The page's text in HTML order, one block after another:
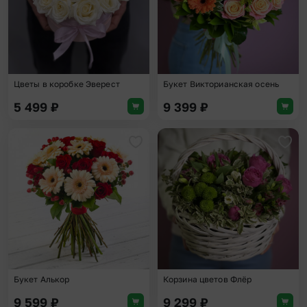
Цветы в коробке Эверест
5 499 ₽
Букет Викторианская осень
9 399 ₽
Добавить в избранное
Букет Алькор
9 599 ₽
Корзина цветов Флёр
9 299 ₽